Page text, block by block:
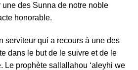
une des Sunna de notre noble
honorable.
serviteur qui a recours à une des
dans le but de le suivre et de le
Le prophète sallallahou ‘aleyhi we